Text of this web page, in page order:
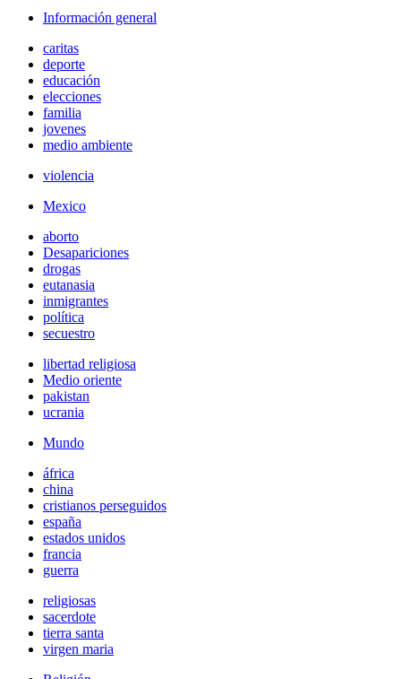
Información general
caritas
deporte
educación
elecciones
familia
jovenes
medio ambiente
violencia
Mexico
aborto
Desapariciones
drogas
eutanasia
inmigrantes
política
secuestro
libertad religiosa
Medio oriente
pakistan
ucrania
Mundo
áfrica
china
cristianos perseguidos
españa
estados unidos
francia
guerra
religiosas
sacerdote
tierra santa
virgen maria